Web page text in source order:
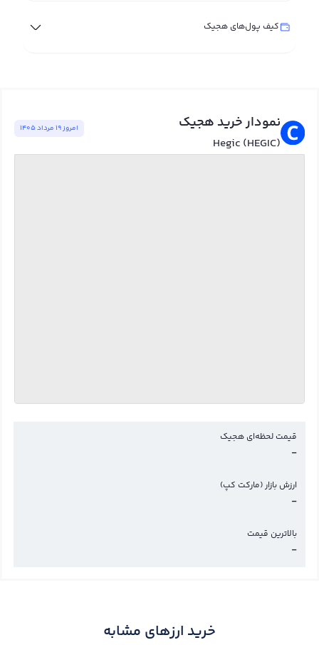
کیف پول‌های هجیک
نمودار خرید هجیک
Hegic (HEGIC)
امروز ١٩ مرداد ١٤٠٥
قیمت لحظه‌ای هجیک
-
ارزش بازار (مارکت کپ)
-
بالاترین قیمت
-
خرید ارزهای مشابه